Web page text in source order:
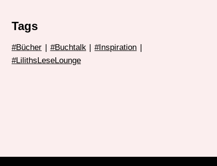
Tags
#Bücher #Buchtalk #Inspiration
#LilithsLeseLounge